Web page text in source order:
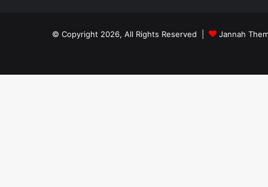
© Copyright 2026, All Rights Reserved | Jannah